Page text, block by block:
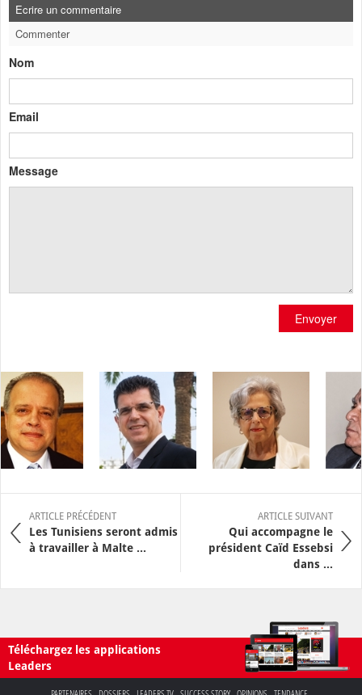
Ecrire un commentaire
Commenter
Nom
Email
Message
Envoyer
ARTICLE PRÉCÉDENT
Les Tunisiens seront admis
à travailler à Malte ...
ARTICLE SUIVANT
Qui accompagne le
président Caïd Essebsi
dans ...
Téléchargez les applications
Leaders